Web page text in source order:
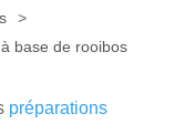
base de rooibos
préparations